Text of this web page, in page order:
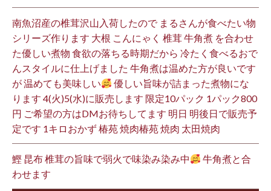
南魚沼産の椎茸沢山入荷したので まるさんが食べたい物
シリーズ作ります 大根 こんにゃく 椎茸 牛角煮 を合わせ
た優しい煮物 食欲の落ちる時期だから 冷たく食べるおで
んスタイルに仕上げました 牛角煮は温めた方が良いです
が 温めても美味しい
優しい旨味が詰まった煮物にな
ります 4(火)5(水)に販売します 限定10パック 1パック800
円 ご希望の方はDMお待ちしてます 明日 明後日で販売予
定です 1キロおかず 椿苑 焼肉椿苑 焼肉 太田焼肉
鰹 昆布 椎茸の旨味で弱火で味染み染み中
牛角煮と合
わせます